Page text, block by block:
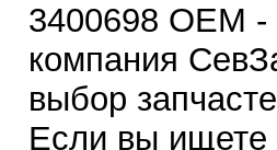
3400698 OEM
компания
выбор
Если вы ищете